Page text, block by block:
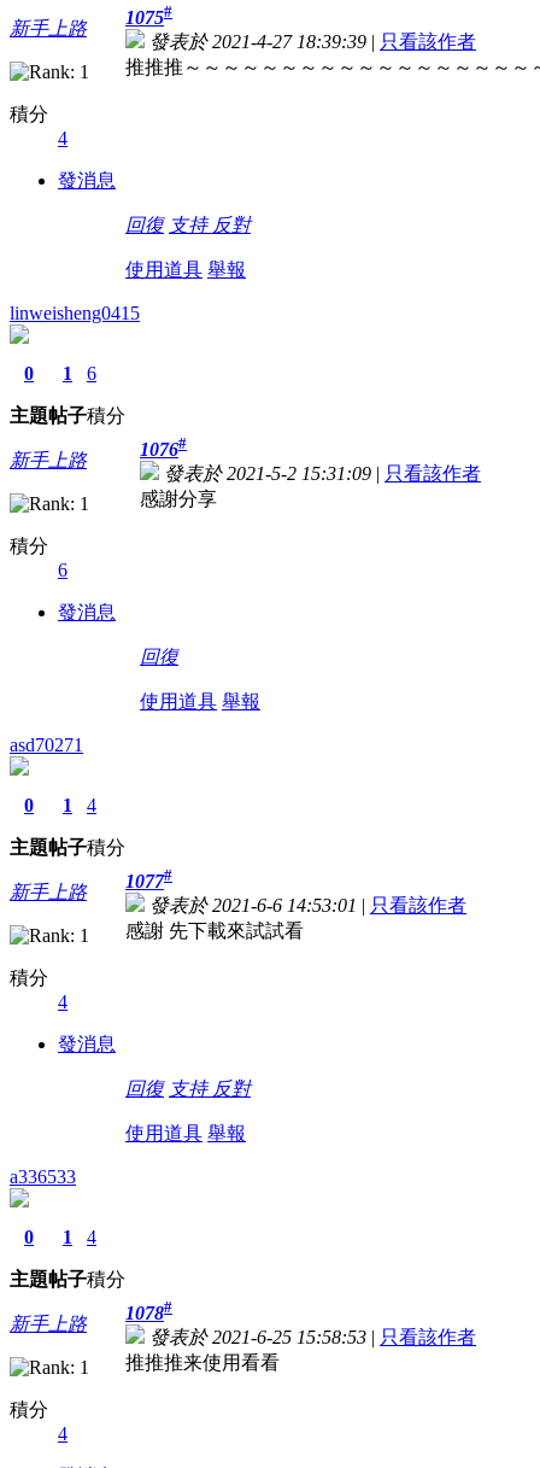
新手上路
積分
4
發消息
1075#
發表於 2021-4-27 18:39:39 | 只看該作者
推推推～～～～～～～～～～～～～～～～～～
回復 支持 反對
使用道具 舉報
linweisheng0415
0
主題
1
帖子
6
積分
新手上路
積分
6
發消息
1076#
發表於 2021-5-2 15:31:09 | 只看該作者
感謝分享
回復
使用道具 舉報
asd70271
0
主題
1
帖子
4
積分
新手上路
積分
4
發消息
1077#
發表於 2021-6-6 14:53:01 | 只看該作者
感謝 先下載來試試看
回復 支持 反對
使用道具 舉報
a336533
0
主題
1
帖子
4
積分
新手上路
積分
4
1078#
發表於 2021-6-25 15:58:53 | 只看該作者
推推推来使用看看